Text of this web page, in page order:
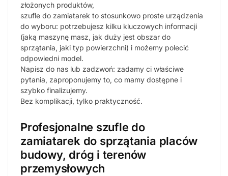
złożonych produktów,
szufle do zamiatarek to stosunkowo proste urządzenia
do wyboru: potrzebujesz kilku kluczowych informacji
(jaką maszynę masz, jak duży jest obszar do
sprzątania, jaki typ powierzchni) i możemy polecić
odpowiedni model.
Napisz do nas lub zadzwoń: zadamy ci właściwe
pytania, zaproponujemy to, co mamy dostępne i
szybko finalizujemy.
Bez komplikacji, tylko praktyczność.
Profesjonalne szufle do
zamiatarek do sprzątania placów
budowy, dróg i terenów
przemysłowych